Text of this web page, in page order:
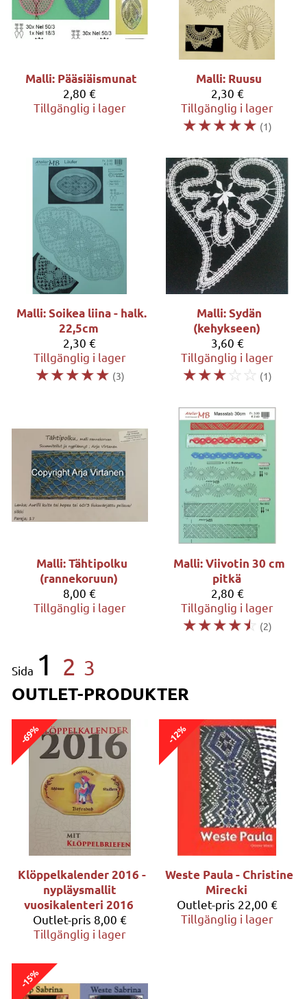
Malli: Pääsiäismunat
2,80 €
Tillgänglig i lager
Malli: Ruusu
2,30 €
Tillgänglig i lager
☆☆☆☆☆ (1)
Malli: Soikea liina - halk.
22,5cm
2,30 €
Tillgänglig i lager
☆☆☆☆☆ (3)
Malli: Sydän
(kehykseen)
3,60 €
Tillgänglig i lager
☆☆☆☆ ☆ (1)
Malli: Tähtipolku
(rannekoruun)
8,00 €
Tillgänglig i lager
Malli: Viivotin 30 cm
pitkä
2,80 €
Tillgänglig i lager
☆☆☆☆☆ (2)
Sida 1 2 3
OUTLET-PRODUKTER
-69%
Klöppelkalender 2016 -
nypläysmallit
vuosikalenteri 2016
Outlet-pris 8,00 €
Tillgänglig i lager
-12%
Weste Paula - Christine
Mirecki
Outlet-pris 22,00 €
Tillgänglig i lager
-15%